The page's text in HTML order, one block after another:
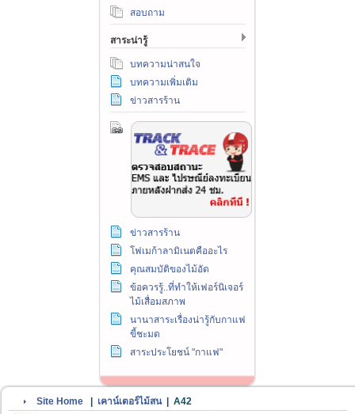
สอบถาม
สาระน่ารู้
บทความน่าสนใจ
บทความเพิ่มเติม
ข่าวสารร้าน
ข่าวสารร้าน
โฟเมก้าลามิเนตคืออะไร
คุณสมบัติของไม้อัด
ข้อควรรู้..ที่ทำให้เฟอร์นิเจอร์
ไม้เสื่อมสภาพ
นานาสาระเรื่องน่ารู้กับกาแฟ
ขี้ชะมด
สาระประโยชน์ "กาแฟ"
Site Home เคาน์เตอร์ไม้สน| A42